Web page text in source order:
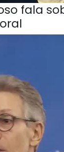
fala